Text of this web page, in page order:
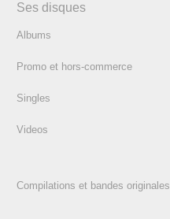
Ses disques
Albums
Promo et hors-commerce
Singles
Videos
Compilations et bandes originales